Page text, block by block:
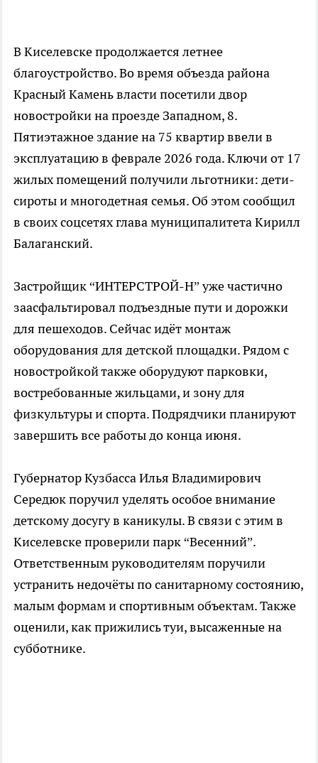
В Киселевске продолжается летнее
благоустройство. Во время объезда района
Красный Камень власти посетили двор
новостройки на проезде Западном, 8.
Пятиэтажное здание на 75 квартир ввели в
эксплуатацию в феврале 2026 года. Ключи от 17
жилых помещений получили льготники: дети-
сироты и многодетная семья. Об этом сообщил
в своих соцсетях глава муниципалитета Кирилл
Балаганский.
Застройщик “ИНТЕРСТРОЙ-Н” уже частично
заасфальтировал подъездные пути и дорожки
для пешеходов. Сейчас идёт монтаж
оборудования для детской площадки. Рядом с
новостройкой также оборудуют парковки,
востребованные жильцами, и зону для
физкультуры и спорта. Подрядчики планируют
завершить все работы до конца июня.
Губернатор Кузбасса Илья Владимирович
Середюк поручил уделять особое внимание
детскому досугу в каникулы. В связи с этим в
Киселевске проверили парк “Весенний”.
Ответственным руководителям поручили
устранить недочёты по санитарному состоянию,
малым формам и спортивным объектам. Также
оценили, как прижились туи, высаженные на
субботнике.